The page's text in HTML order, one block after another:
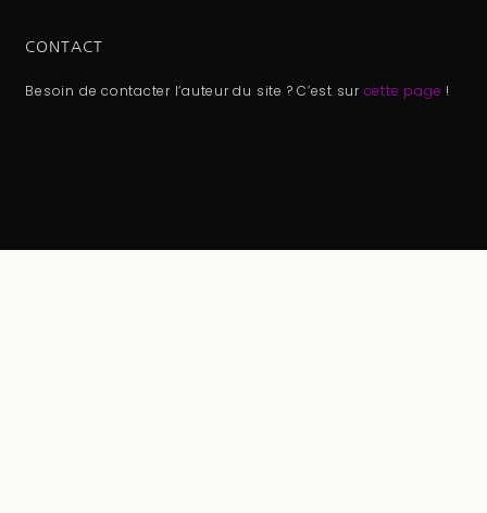
CONTACT
Besoin de contacter l’auteur du site ? C’est sur cette page !